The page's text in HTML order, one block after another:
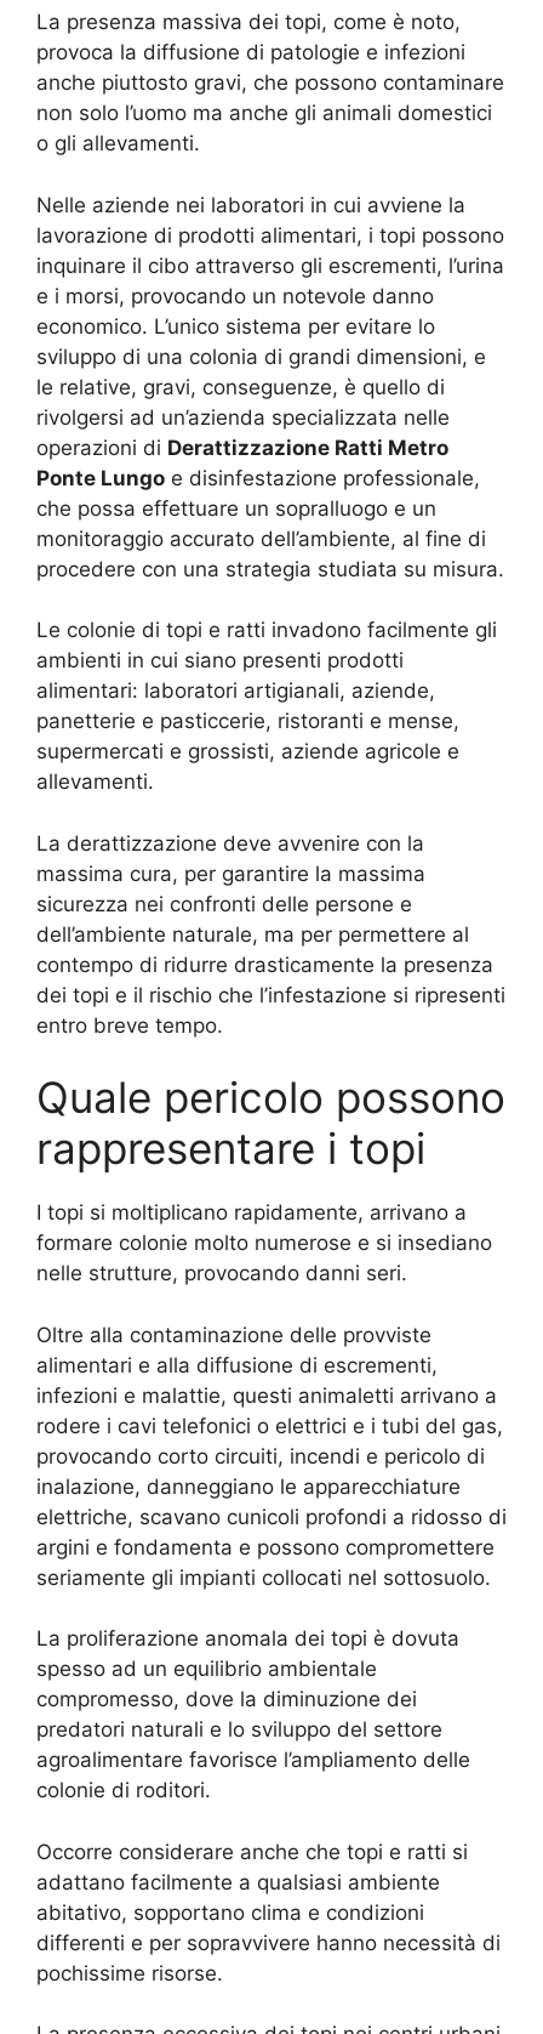
La presenza massiva dei topi, come è noto,
provoca la diffusione di patologie e infezioni
anche piuttosto gravi, che possono contaminare
non solo l’uomo ma anche gli animali domestici
o gli allevamenti.
Nelle aziende nei laboratori in cui avviene la
lavorazione di prodotti alimentari, i topi possono
inquinare il cibo attraverso gli escrementi, l’urina
e i morsi, provocando un notevole danno
economico. L’unico sistema per evitare lo
sviluppo di una colonia di grandi dimensioni, e
le relative, gravi, conseguenze, è quello di
rivolgersi ad un’azienda specializzata nelle
operazioni di Derattizzazione Ratti Metro
Ponte Lungo e disinfestazione professionale,
che possa effettuare un sopralluogo e un
monitoraggio accurato dell’ambiente, al fine di
procedere con una strategia studiata su misura.
Le colonie di topi e ratti invadono facilmente gli
ambienti in cui siano presenti prodotti
alimentari: laboratori artigianali, aziende,
panetterie e pasticcerie, ristoranti e mense,
supermercati e grossisti, aziende agricole e
allevamenti.
La derattizzazione deve avvenire con la
massima cura, per garantire la massima
sicurezza nei confronti delle persone e
dell’ambiente naturale, ma per permettere al
contempo di ridurre drasticamente la presenza
dei topi e il rischio che l’infestazione si ripresenti
entro breve tempo.
Quale pericolo possono
rappresentare i topi
I topi si moltiplicano rapidamente, arrivano a
formare colonie molto numerose e si insediano
nelle strutture, provocando danni seri.
Oltre alla contaminazione delle provviste
alimentari e alla diffusione di escrementi,
infezioni e malattie, questi animaletti arrivano a
rodere i cavi telefonici o elettrici e i tubi del gas,
provocando corto circuiti, incendi e pericolo di
inalazione, danneggiano le apparecchiature
elettriche, scavano cunicoli profondi a ridosso di
argini e fondamenta e possono compromettere
seriamente gli impianti collocati nel sottosuolo.
La proliferazione anomala dei topi è dovuta
spesso ad un equilibrio ambientale
compromesso, dove la diminuzione dei
predatori naturali e lo sviluppo del settore
agroalimentare favorisce l’ampliamento delle
colonie di roditori.
Occorre considerare anche che topi e ratti si
adattano facilmente a qualsiasi ambiente
abitativo, sopportano clima e condizioni
differenti e per sopravvivere hanno necessità di
pochissime risorse.